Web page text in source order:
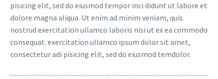
pisicing elit, sed do eiusmod tempor inci didunt ut labore et
dolore magna aliqua. Ut enim ad minim veniam, quis
nostrud exercitation ullamco laboris nisi ut ex ea commodo
consequat. exercitation ullamco ipsum dolor sit amet,
consectetur adi pisicing elit, sed do eiusmod temdolor.